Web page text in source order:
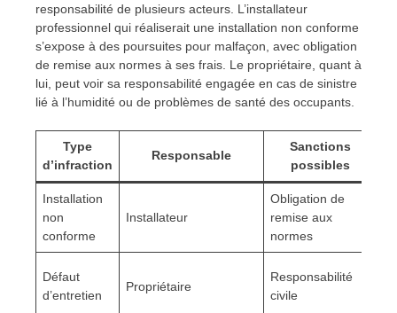
responsabilité de plusieurs acteurs. L’installateur
professionnel qui réaliserait une installation non conforme
s’expose à des poursuites pour malfaçon, avec obligation
de remise aux normes à ses frais. Le propriétaire, quant à
lui, peut voir sa responsabilité engagée en cas de sinistre
lié à l’humidité ou de problèmes de santé des occupants.
Type
d’infraction
Responsable
Sanctions
possibles
Installation
non
conforme
Installateur
Obligation de
remise aux
normes
Défaut
d’entretien
Propriétaire
Responsabilité
civile